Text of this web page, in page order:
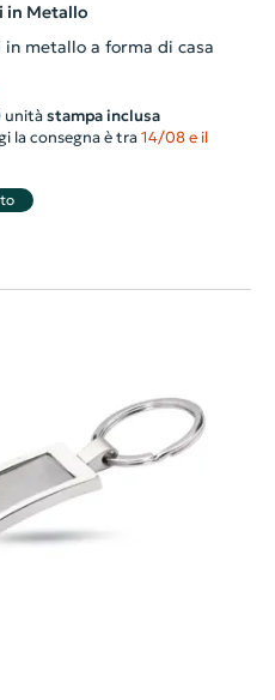
in Metallo
in metallo a forma di casa
unità stampa inclusa
la consegna è tra 14/08 e il